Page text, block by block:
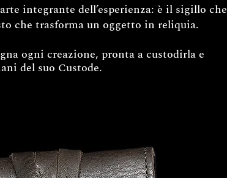
integrante dell’esperienza: è il sigillo che
che trasforma un oggetto in reliquia.
ogni creazione, pronta a custodirla e
del suo Custode.